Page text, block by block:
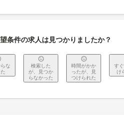
条件の求人は見つかりましたか？
な
検索した
が、見つか
らなかった
時間がかか
ったが、見
つけられた
す
け